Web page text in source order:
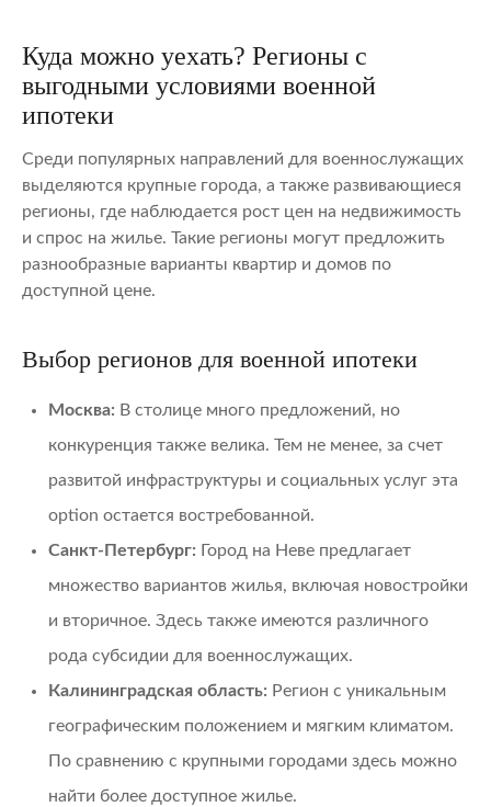
Куда можно уехать? Регионы с
выгодными условиями военной
ипотеки
Среди популярных направлений для военнослужащих
выделяются крупные города, а также развивающиеся
регионы, где наблюдается рост цен на недвижимость
и спрос на жилье. Такие регионы могут предложить
разнообразные варианты квартир и домов по
доступной цене.
Выбор регионов для военной ипотеки
Москва: В столице много предложений, но
конкуренция также велика. Тем не менее, за счет
развитой инфраструктуры и социальных услуг эта
option остается востребованной.
Санкт-Петербург: Город на Неве предлагает
множество вариантов жилья, включая новостройки
и вторичное. Здесь также имеются различного
рода субсидии для военнослужащих.
Калининградская область: Регион с уникальным
географическим положением и мягким климатом.
По сравнению с крупными городами здесь можно
найти более доступное жилье.